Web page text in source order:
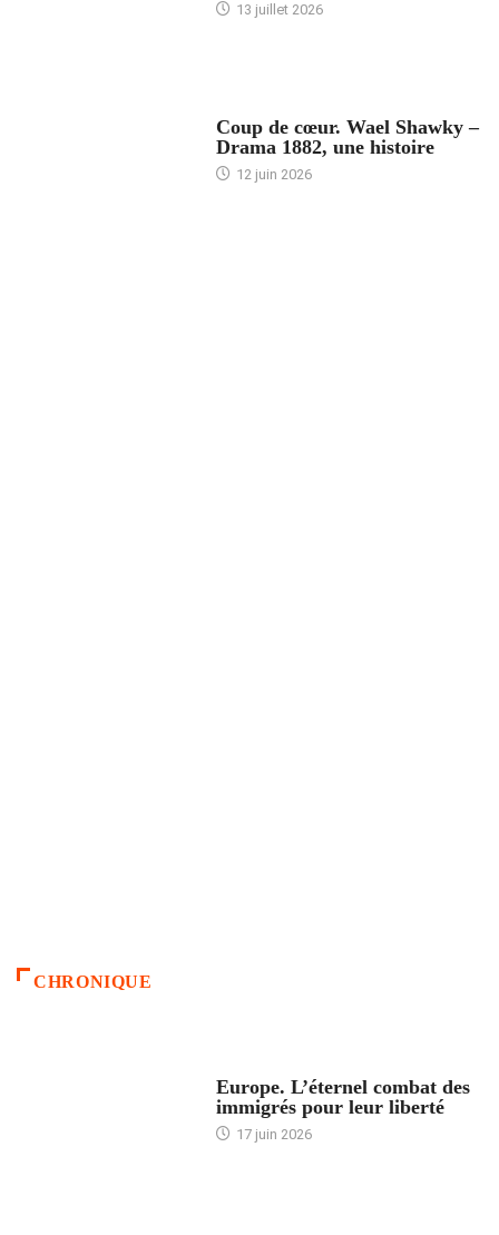
13 juillet 2026
Coup de cœur. Wael Shawky –
Drama 1882, une histoire
12 juin 2026
CHRONIQUE
Europe. L’éternel combat des
immigrés pour leur liberté
17 juin 2026